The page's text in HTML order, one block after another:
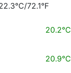
72.1°F
20.2°C
20.9°C